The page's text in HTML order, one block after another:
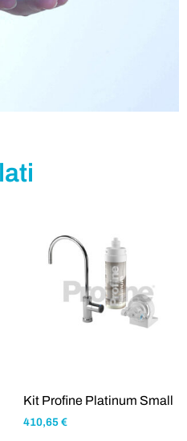
Kit Profine Platinum Small
410,65 €